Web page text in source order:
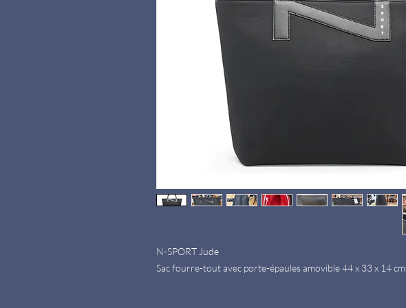
N-SPORT Jude
Sac fourre-tout avec porte-épaules amovible 44 x 33 x 14 cm